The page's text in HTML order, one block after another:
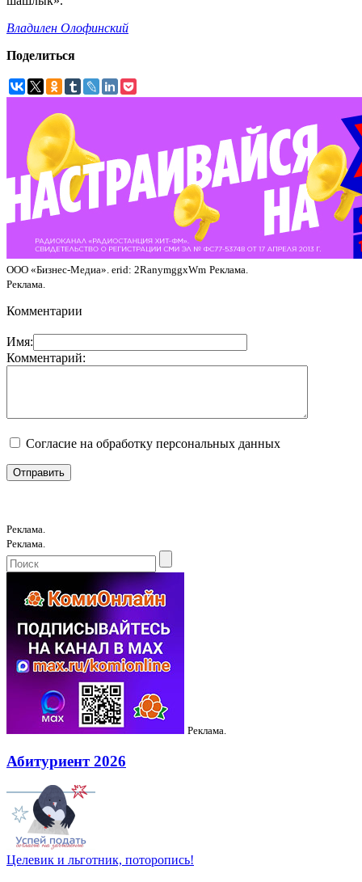
Владилен Олофинский
Поделиться
ООО «Бизнес-Медиа». erid: 2RanymggxWm Реклама.
Реклама.
Комментарии
Имя:
Комментарий:
Согласие на обработку персональных данных
Реклама.
Реклама.
Реклама.
Абитуриент 2026
Целевик и льготник, поторопись!